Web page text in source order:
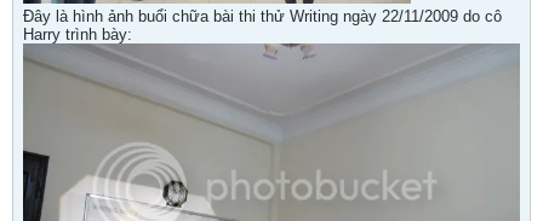
Đây là hình ảnh buổi chữa bài thi thử Writing ngày 22/11/2009 do cô
Harry trình bày: